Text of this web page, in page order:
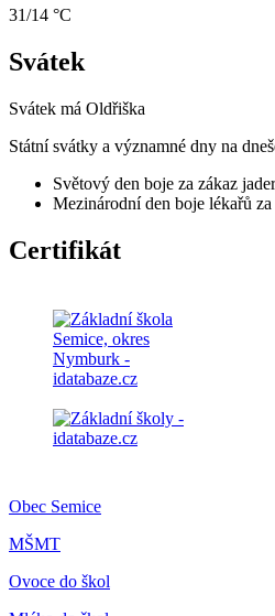
31/14 °C
Svátek
Svátek má Oldřiška
Státní svátky a významné dny na
Světový den boje za zákaz
Mezinárodní den boje lékařů
Certifikát
Obec Semice
MŠMT
Ovoce do škol